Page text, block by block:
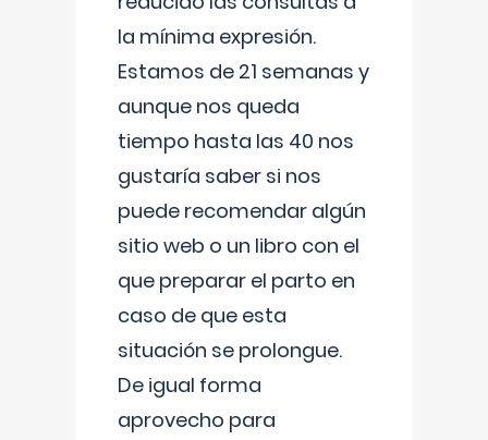
la mínima expresión.
Estamos de 21 semanas y
aunque nos queda
tiempo hasta las 40 nos
gustaría saber si nos
puede recomendar algún
sitio web o un libro con el
que preparar el parto en
caso de que esta
situación se prolongue.
De igual forma
aprovecho para